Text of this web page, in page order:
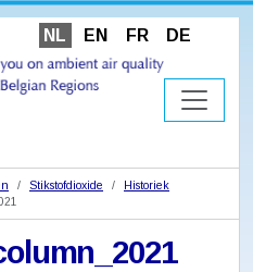
NL EN FR DE
Stikstofdioxide
Historiek